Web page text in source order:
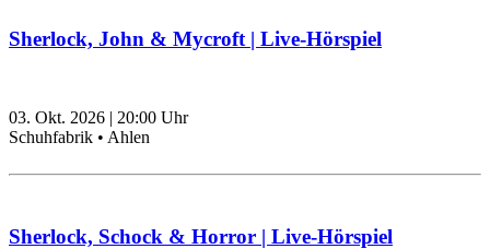
Sherlock, John & Mycroft | Live-Hörspiel
03. Okt. 2026 | 20:00 Uhr
Schuhfabrik • Ahlen
Sherlock, Schock & Horror | Live-Hörspiel